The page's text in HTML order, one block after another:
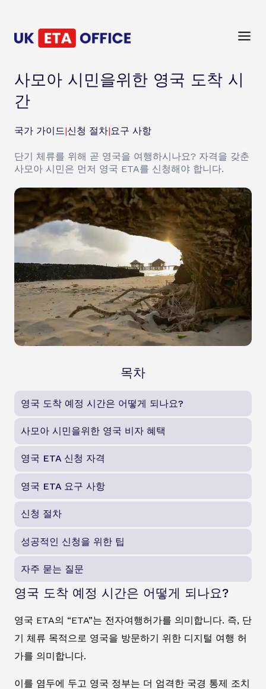
사모아 시민을위한 영국 도착 시
간
국가 가이드|신청 절차|요구 사항
단기 체류를 위해 곧 영국을 여행하시나요? 자격을 갖춘
사모아 시민은 먼저 영국 ETA를 신청해야 합니다.
목차
영국 도착 예정 시간은 어떻게 되나요?
사모아 시민을위한 영국 비자 혜택
영국 ETA 신청 자격
영국 ETA 요구 사항
신청 절차
성공적인 신청을 위한 팁
자주 묻는 질문
영국 도착 예정 시간은 어떻게 되나요?
영국 ETA의 “ETA”는 전자여행허가를 의미합니다. 즉, 단
기 체류 목적으로 영국을 방문하기 위한 디지털 여행 허
가를 의미합니다.
이를 염두에 두고 영국 정부는 더 엄격한 국경 통제 조치